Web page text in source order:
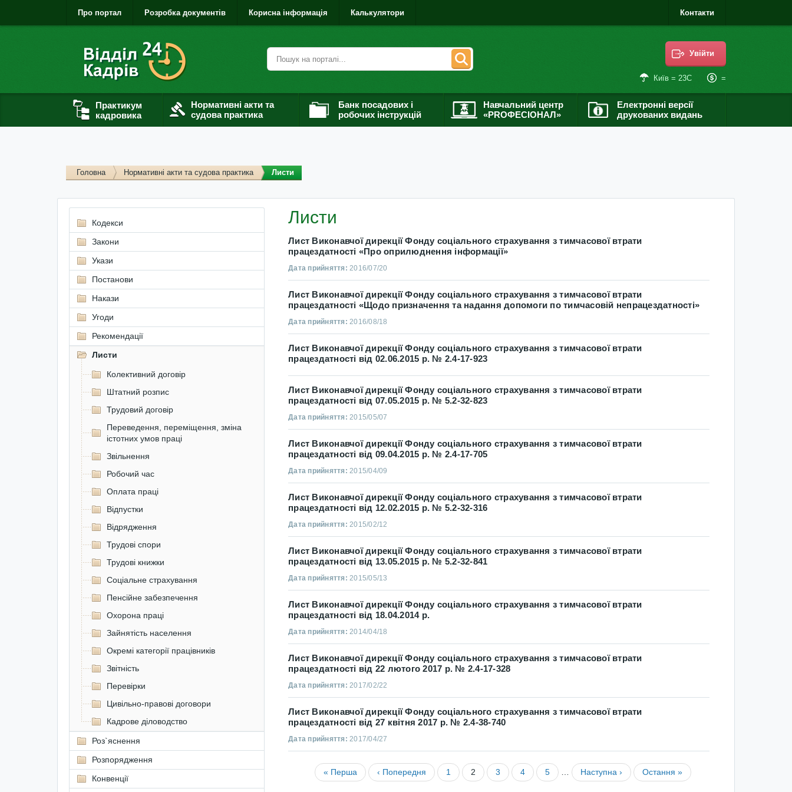
Про портал Розробка документів Корисна інформація Калькулятори Контакти
Увійти
Київ = 23С =
Практикум
кадровика
Нормативні акти та
судова практика
Банк посадових і
робочих інструкцій
Навчальний центр
«PROФЕСІОНАЛ»
Електронні версії
друкованих видань
Головна Нормативні акти та судова практика Листи
Листи
Лист Виконавчої дирекції Фонду соціального страхування з тимчасової втрати
працездатності «Про оприлюднення інформації»
Дата прийняття:2016/07/20
Лист Виконавчої дирекції Фонду соціального страхування з тимчасової втрати
працездатності «Щодо призначення та надання допомоги по тимчасовій непрацездатності»
Дата прийняття:2016/08/18
Лист Виконавчої дирекції Фонду соціального страхування з тимчасової втрати
працездатності від 02.06.2015 р. № 2.4-17-923
Лист Виконавчої дирекції Фонду соціального страхування з тимчасової втрати
працездатності від 07.05.2015 р. № 5.2-32-823
Дата прийняття:2015/05/07
Лист Виконавчої дирекції Фонду соціального страхування з тимчасової втрати
працездатності від 09.04.2015 р. № 2.4-17-705
Дата прийняття:2015/04/09
Лист Виконавчої дирекції Фонду соціального страхування з тимчасової втрати
працездатності від 12.02.2015 р. № 5.2-32-316
Дата прийняття:2015/02/12
Лист Виконавчої дирекції Фонду соціального страхування з тимчасової втрати
працездатності від 13.05.2015 р. № 5.2-32-841
Дата прийняття:2015/05/13
Лист Виконавчої дирекції Фонду соціального страхування з тимчасової втрати
працездатності від 18.04.2014 р.
Дата прийняття:2014/04/18
Лист Виконавчої дирекції Фонду соціального страхування з тимчасової втрати
працездатності від 22 лютого 2017 р. № 2.4-17-328
Дата прийняття:2017/02/22
Лист Виконавчої дирекції Фонду соціального страхування з тимчасової втрати
працездатності від 27 квітня 2017 р. № 2.4-38-740
Дата прийняття:2017/04/27
« Перша ‹ Попередня 1 2 3 4 5 Наступна › Остання »
Кодекси
Закони
Укази
Постанови
Накази
Угоди
Рекомендації
Листи
Колективний договір
Штатний розпис
Трудовий договір
Переведення, переміщення, зміна
істотних умов праці
Звільнення
Робочий час
Оплата праці
Відпустки
Відрядження
Трудові спори
Трудові книжки
Соціальне страхування
Пенсійне забезпечення
Охорона праці
Зайнятість населення
Окремі категорії працівників
Звітність
Перевірки
Цивільно-правові договори
Кадрове діловодство
Роз`яснення
Розпорядження
Конвенції